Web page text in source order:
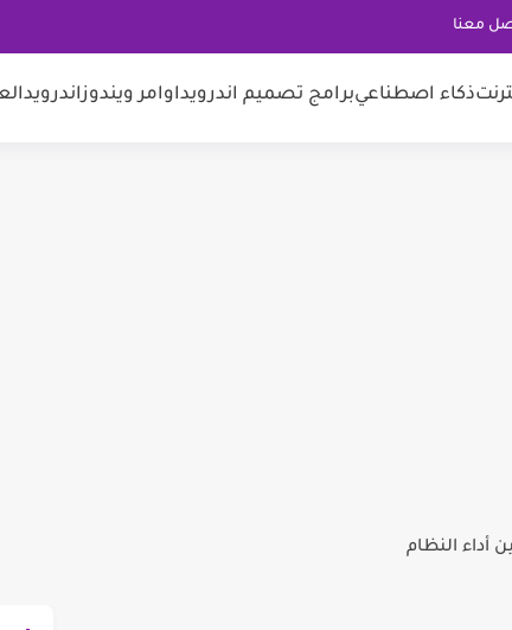
ذكاء اصطناعيبرامج تصميم اندرويداوامر ويندوزاندرويد